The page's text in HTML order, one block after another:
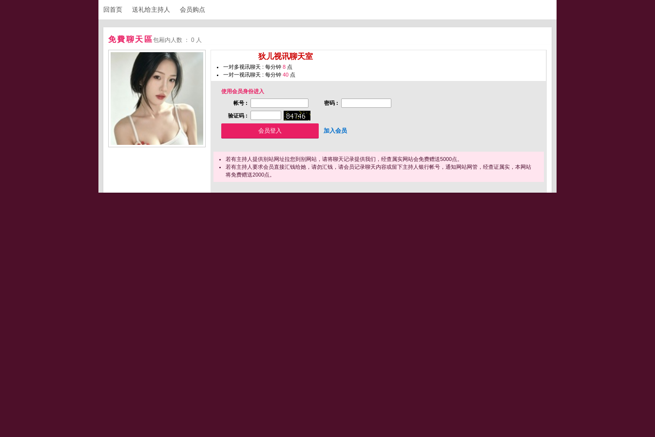
回首页 送礼给主持人 会员购点
免費聊天區包厢内人数 ： 0 人
狄儿视讯聊天室
一对多视讯聊天 : 每分钟 8 点
一对一视讯聊天 : 每分钟 40 点
使用会员身份进入
帐号 :
密码 :
验证码 :
加入会员
若有主持人提供别站网址拉您到别网站，请将聊天记录提供我们，经查属实网站会免费赠送5000点。
若有主持人要求会员直接汇钱给她，请勿汇钱，请会员记录聊天内容或留下主持人银行帐号，通知网站网管，经查证属实，本网站
将免费赠送2000点。